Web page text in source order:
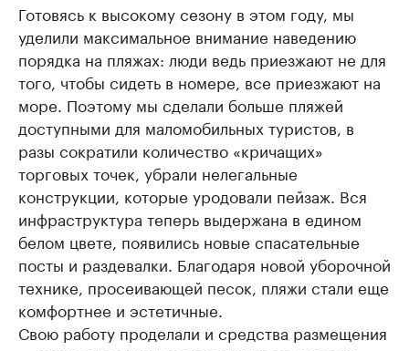
Готовясь к высокому сезону в этом году, мы
уделили максимальное внимание наведению
порядка на пляжах: люди ведь приезжают не для
того, чтобы сидеть в номере, все приезжают на
море. Поэтому мы сделали больше пляжей
доступными для маломобильных туристов, в
разы сократили количество «кричащих»
торговых точек, убрали нелегальные
конструкции, которые уродовали пейзаж. Вся
инфраструктура теперь выдержана в едином
белом цвете, появились новые спасательные
посты и раздевалки. Благодаря новой уборочной
технике, просеивающей песок, пляжи стали еще
комфортнее и эстетичные.
Свою работу проделали и средства размещения